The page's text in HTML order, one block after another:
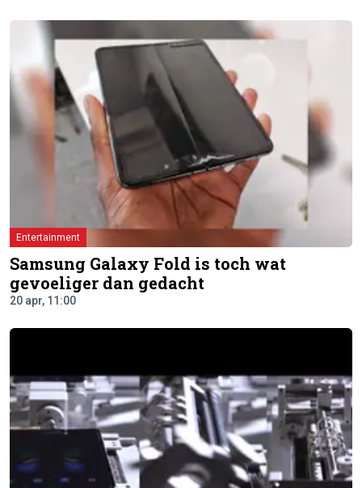
Entertainment
Samsung Galaxy Fold is toch wat
gevoeliger dan gedacht
20 apr, 11:00